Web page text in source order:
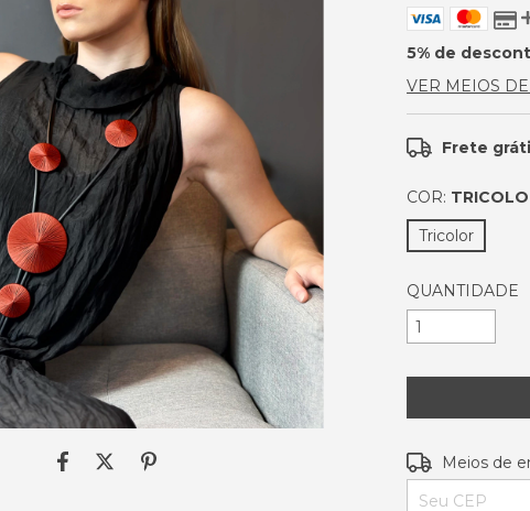
5% de
VER MEIOS
Frete
COR:
Tricolor
QUANTIDADE
Entregas para o
Meios de